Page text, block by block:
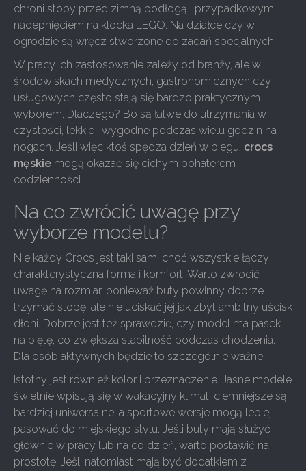
chroni stopy przed zimną podłogą i przypadkowym
nadepnięciem na klocka LEGO. Na działce czy w
ogrodzie są wręcz stworzone do zadań specjalnych.
W pracy ich zastosowanie zależy od branży, ale w
środowiskach medycznych, gastronomicznych czy
usługowych często stają się bardzo praktycznym
wyborem. Dlaczego? Bo są łatwe do utrzymania w
czystości, lekkie i wygodne podczas wielu godzin na
nogach. Jeśli więc ktoś spędza dzień w biegu, crocs
męskie mogą okazać się cichym bohaterem
codzienności.
Na co zwrócić uwagę przy
wyborze modelu?
Nie każdy Crocs jest taki sam, choć wszystkie łączy
charakterystyczna forma i komfort. Warto zwrócić
uwagę na rozmiar, ponieważ buty powinny dobrze
trzymać stopę, ale nie uciskać jej jak zbyt ambitny uścisk
dłoni. Dobrze jest też sprawdzić, czy model ma pasek
na piętę, co zwiększa stabilność podczas chodzenia.
Dla osób aktywnych będzie to szczególnie ważne.
Istotny jest również kolor i przeznaczenie. Jasne modele
świetnie wpisują się w wakacyjny klimat, ciemniejsze są
bardziej uniwersalne, a sportowe wersje mogą lepiej
pasować do miejskiego stylu. Jeśli buty mają służyć
głównie w pracy lub na co dzień, warto postawić na
prostotę. Jeśli natomiast mają być dodatkiem z